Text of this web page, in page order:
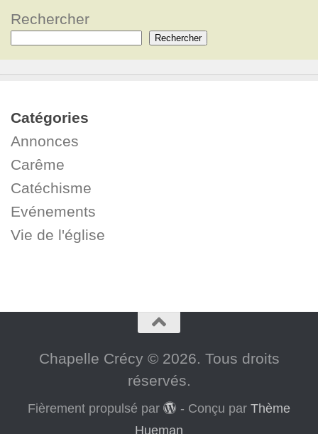
Rechercher
Rechercher
Catégories
Annonces
Carême
Catéchisme
Evénements
Vie de l'église
Chapelle Crécy © 2026. Tous droits
réservés.
Fièrement propulsé par - Conçu par Thème
Hueman